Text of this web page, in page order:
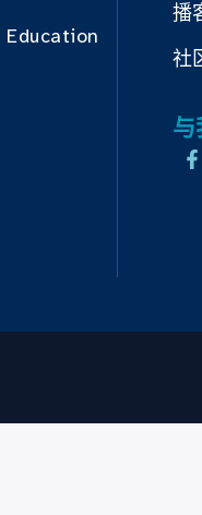
播
社
与